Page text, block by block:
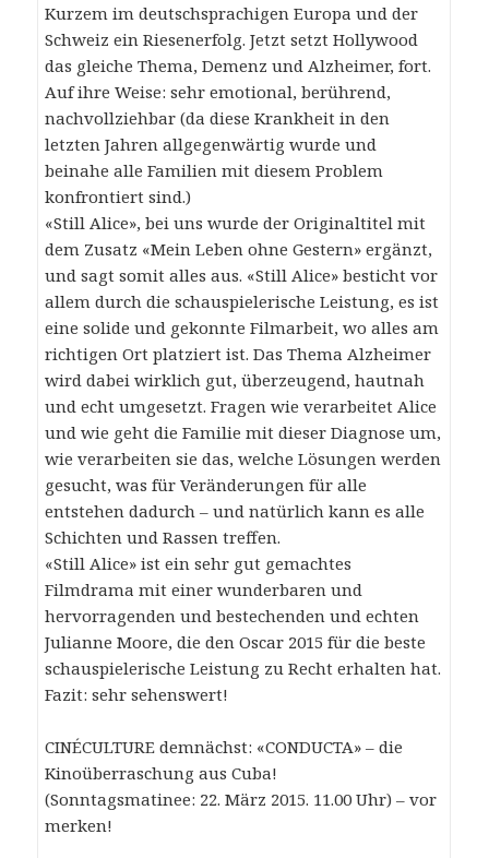
Kurzem im deutschsprachigen Europa und der
Schweiz ein Riesenerfolg. Jetzt setzt Hollywood
das gleiche Thema, Demenz und Alzheimer, fort.
Auf ihre Weise: sehr emotional, berührend,
nachvollziehbar (da diese Krankheit in den
letzten Jahren allgegenwärtig wurde und
beinahe alle Familien mit diesem Problem
konfrontiert sind.)
«Still Alice», bei uns wurde der Originaltitel mit
dem Zusatz «Mein Leben ohne Gestern» ergänzt,
und sagt somit alles aus. «Still Alice» besticht vor
allem durch die schauspielerische Leistung, es ist
eine solide und gekonnte Filmarbeit, wo alles am
richtigen Ort platziert ist. Das Thema Alzheimer
wird dabei wirklich gut, überzeugend, hautnah
und echt umgesetzt. Fragen wie verarbeitet Alice
und wie geht die Familie mit dieser Diagnose um,
wie verarbeiten sie das, welche Lösungen werden
gesucht, was für Veränderungen für alle
entstehen dadurch – und natürlich kann es alle
Schichten und Rassen treffen.
«Still Alice» ist ein sehr gut gemachtes
Filmdrama mit einer wunderbaren und
hervorragenden und bestechenden und echten
Julianne Moore, die den Oscar 2015 für die beste
schauspielerische Leistung zu Recht erhalten hat.
Fazit: sehr sehenswert!
CINÉCULTURE demnächst: «CONDUCTA» – die
Kinoüberraschung aus Cuba!
(Sonntagsmatinee: 22. März 2015. 11.00 Uhr) – vor
merken!